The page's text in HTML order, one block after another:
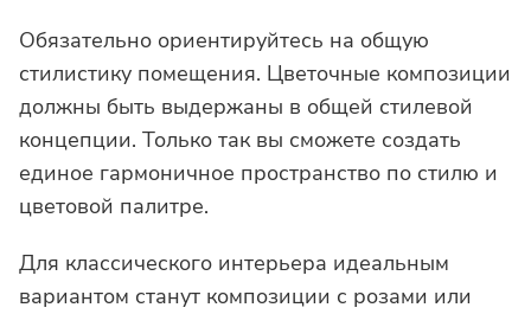
Обязательно ориентируйтесь на общую
стилистику помещения. Цветочные композиции
должны быть выдержаны в общей стилевой
концепции. Только так вы сможете создать
единое гармоничное пространство по стилю и
цветовой палитре.
Для классического интерьера идеальным
вариантом станут композиции с розами или